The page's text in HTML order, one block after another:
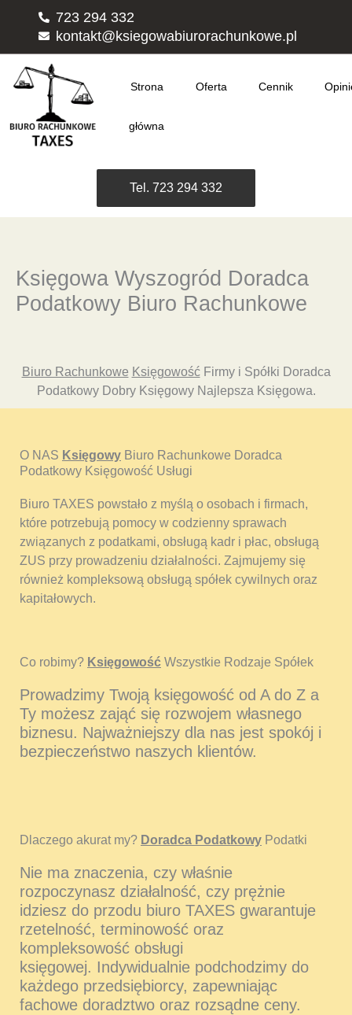
723 294 332
kontakt@ksiegowabiurorachunkowe.pl
Strona
główna
Oferta Cennik
Tel. 723 294 332
Księgowa Wyszogród Doradca
Podatkowy Biuro Rachunkowe
Biuro Rachunkowe KsięgowośćFirmy i Spółki Doradca
Podatkowy Dobry Księgowy Najlepsza Księgowa.
O NAS Księgowy Biuro Rachunkowe Doradca
Podatkowy Księgowość Usługi
Biuro TAXES powstało z myślą o osobach i firmach,
które potrzebują pomocy w codzienny sprawach
związanych z podatkami, obsługą kadr i płac, obsługą
ZUS przy prowadzeniu działalności. Zajmujemy się
również kompleksową obsługą spółek cywilnych oraz
kapitałowych.
Co robimy? Księgowość Wszystkie Rodzaje Spółek
Prowadzimy Twoją księgowość od A do Z a
Ty możesz zająć się rozwojem własnego
biznesu. Najważniejszy dla nas jest spokój i
bezpieczeństwo naszych klientów.
Dlaczego akurat my? Doradca Podatkowy Podatki
Nie ma znaczenia, czy właśnie
rozpoczynasz działalność, czy prężnie
idziesz do przodu biuro TAXES gwarantuje
rzetelność, terminowość oraz
kompleksowość obsługi
księgowej. Indywidualnie podchodzimy do
każdego przedsiębiorcy, zapewniając
fachowe doradztwo oraz rozsądne ceny.